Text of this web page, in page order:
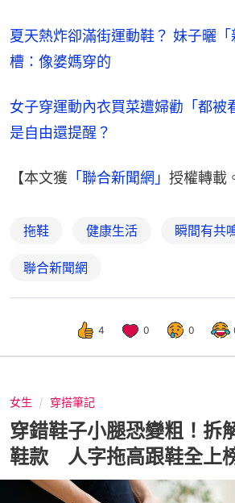
夏天熱炸卻滿街運動鞋？ 妹子曬
槽：像婆媽穿的
女子穿運動內衣買菜遭婦勸「都被
是自由還提醒？
【本文獲 「聯合新聞網」 授權轉載
拖鞋 健康生活 瞬間有共
聯合新聞網
4 0 0
女生 穿搭筆記
穿錯鞋子小腿恐變粗！拆
鞋款 人字拖高跟鞋全上